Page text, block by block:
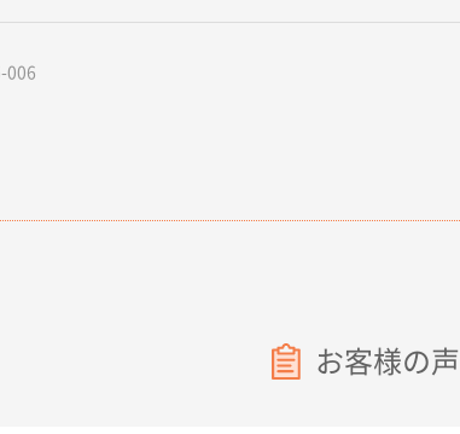
006
お客様の声